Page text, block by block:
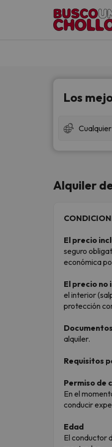
Los
Alquiler
El precio
seguro
económica
El precio no
el interior
protección
alquiler.
Requisitos
Permiso de
En el
conducir
Edad
El conductor